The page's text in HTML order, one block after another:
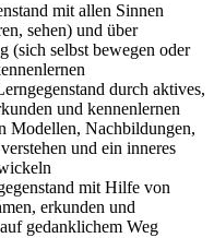
mit allen Sinnen
sehen) und über
(sich selbst bewegen oder
durch aktives,
und kennenlernen
Modellen, Nachbildungen,
und ein inneres
mit Hilfe von
erkunden und
gedanklichem Weg